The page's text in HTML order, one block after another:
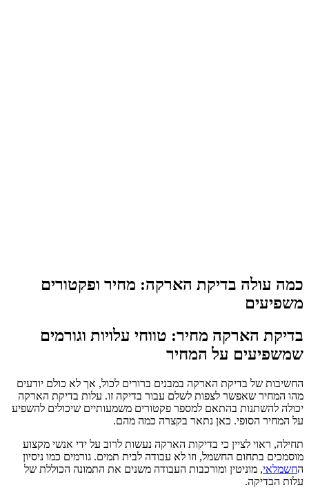
כמה עולה בדיקת הארקה: מחיר ופקטורים
משפיעים
בדיקת הארקה מחיר: טווחי עלויות וגורמים
שמשפיעים על המחיר
החשיבות של בדיקת הארקה במבנים ברורים לכול, אך לא כולם יודעים
מהו המחיר שאפשר לצפות לשלם עבור בדיקה זו. עלות בדיקת הארקה
יכולה להשתנות בהתאם למספר פקטורים משמעותיים שיכולים להשפיע
על המחיר הסופי. כאן נתאר בקצרה כמה מהם.
תחילה, ראוי לציין כי בדיקות הארקה נעשות לרוב על ידי אנשי מקצוע
מוסמכים בתחום החשמל, וזו לא עבודה לבית תמים. גורמים כמו ניסיון
החשמלאי, מוניטין ומורכבות העבודה משנים את התמונה הכוללת של
עלות הבדיקה.